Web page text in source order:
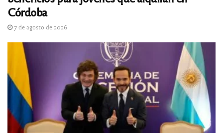
Córdoba
7 de agosto de 2026